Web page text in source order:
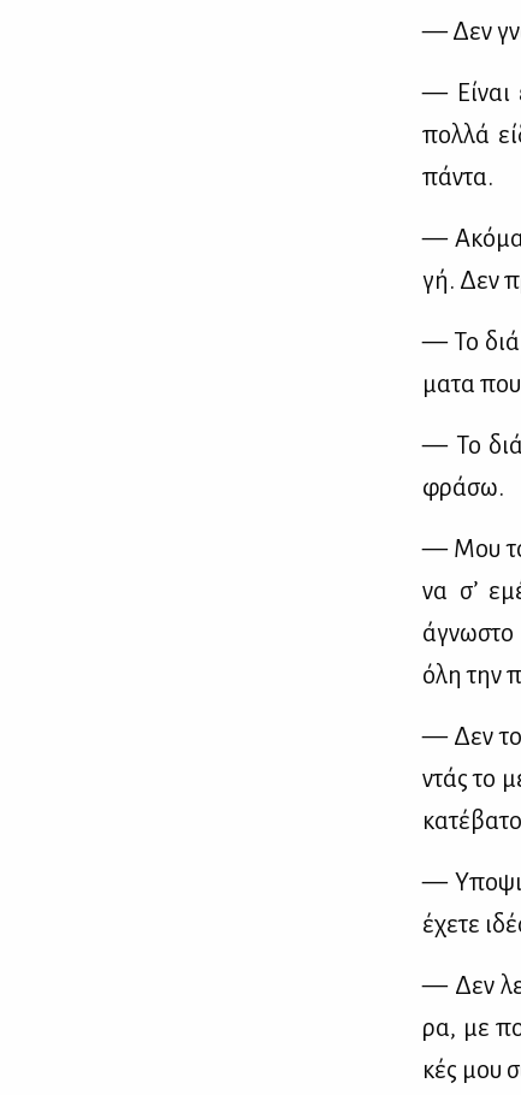
— Δεν
— Εί­ναι
πολ­λά
πά­ντα.
— Ακό­μα
γή. Δεν
— Το
μα­τα
— Το
φρά­σω.
— Μου το
να σ’
άγνω­στο
όλη την
— Δεν
ντάς το
—
έχε­τε
— Δεν
ρα, με
κές μου